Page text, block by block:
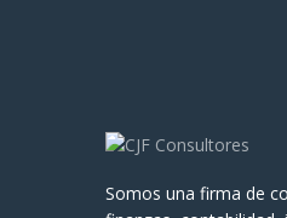
Somos una firma de